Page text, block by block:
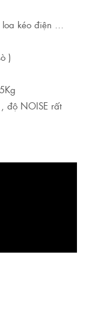
kéo điện …
)
độ NOISE rất